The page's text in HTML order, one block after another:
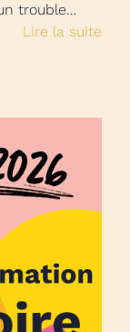
trouble…
Lire la suite